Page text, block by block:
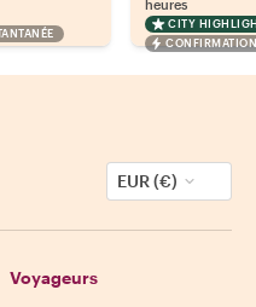
heures
CITY
EUR (€)
Voyageurs